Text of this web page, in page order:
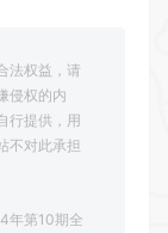
法权益，请
侵权的内
行提供，用
不对此承担
年第10期全